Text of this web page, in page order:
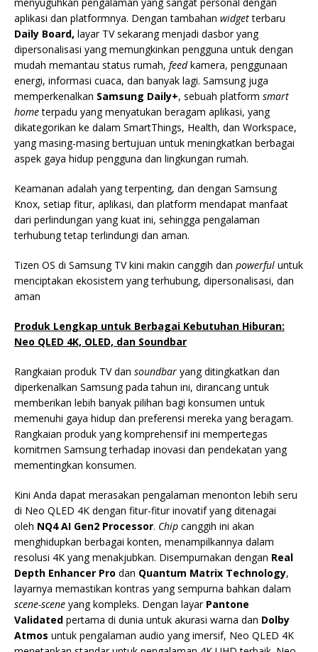
aplikasi dan platformnya. Dengan tambahan widgetterbaru
Daily Board, layar TV sekarang menjadi dasbor yang
dipersonalisasi yang memungkinkan pengguna untuk dengan
mudah memantau status rumah, feedkamera, penggunaan
energi, informasi cuaca, dan banyak lagi. Samsung juga
memperkenalkan Samsung Daily+, sebuah platform smart
hometerpadu yang menyatukan beragam aplikasi, yang
dikategorikan ke dalam SmartThings, Health, dan Workspace,
yang masing-masing bertujuan untuk meningkatkan berbagai
aspek gaya hidup pengguna dan lingkungan rumah.
Keamanan adalah yang terpenting, dan dengan Samsung
Knox, setiap fitur, aplikasi, dan platform mendapat manfaat
dari perlindungan yang kuat ini, sehingga pengalaman
terhubung tetap terlindungi dan aman.
Tizen OS di Samsung TV kini makin canggih dan powerful untuk
menciptakan ekosistem yang terhubung, dipersonalisasi, dan
aman
Produk Lengkap untuk Berbagai Kebutuhan Hiburan:
Neo QLED 4K, OLED, dan Soundbar
Rangkaian produk TV dan soundbar yang ditingkatkan dan
diperkenalkan Samsung pada tahun ini, dirancang untuk
memberikan lebih banyak pilihan bagi konsumen untuk
memenuhi gaya hidup dan preferensi mereka yang beragam.
Rangkaian produk yang komprehensif ini mempertegas
komitmen Samsung terhadap inovasi dan pendekatan yang
mementingkan konsumen.
Kini Anda dapat merasakan pengalaman menonton lebih seru
di Neo QLED 4K dengan fitur-fitur inovatif yang ditenagai
oleh NQ4 AI Gen2 Processor. Chip canggih ini akan
menghidupkan berbagai konten, menampilkannya dalam
resolusi 4K yang menakjubkan. Disempurnakan dengan Real
Depth Enhancer Pro dan Quantum Matrix Technology,
layarnya memastikan kontras yang sempurna bahkan dalam
scene-scene yang kompleks. Dengan layar Pantone
Validated pertama di dunia untuk akurasi warna dan Dolby
Atmos untuk pengalaman audio yang imersif, Neo QLED 4K